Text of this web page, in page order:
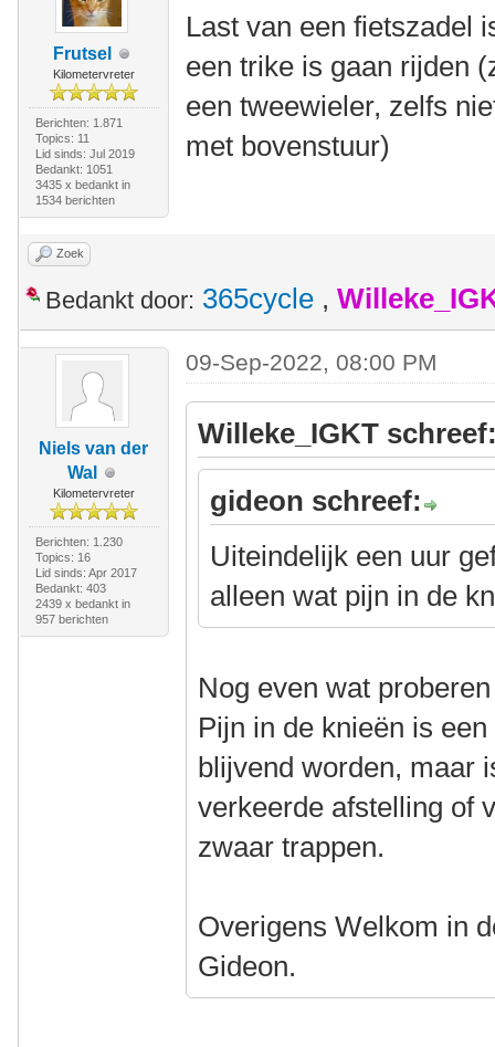
Frutsel
Kilometervreter
Berichten: 1.871
Topics: 11
Lid sinds: Jul 2019
Bedankt: 1051
3435 x bedankt in
1534 berichten
Last van een fietszadel
een trike is gaan rijden
een tweewieler, zelfs
met bovenstuur)
Zoek
Bedankt door: 365cycle ,
Niels van der
Wal
Kilometervreter
Berichten: 1.230
Topics: 16
Lid sinds: Apr 2017
Bedankt: 403
2439 x bedankt in
957 berichten
09-Sep-2022, 08:00 PM
Willeke_IGKT
gideon schreef:
Uiteindelijk een uur
alleen wat pijn in de
Nog even wat
Pijn in de knieën is
blijvend worden, maar
verkeerde afstelling of
zwaar trappen.
Overigens Welkom in
Gideon.